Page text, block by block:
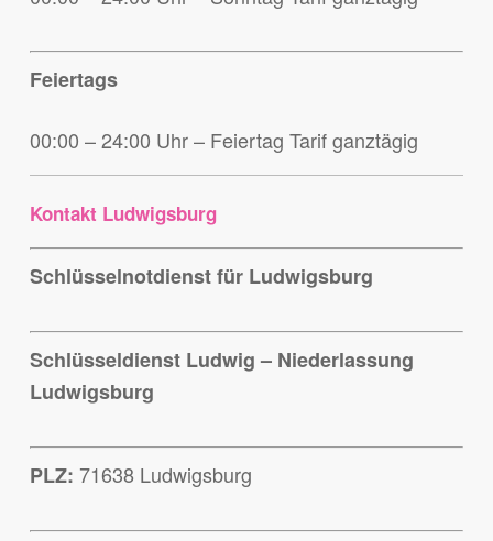
Feiertags
00:00 – 24:00 Uhr – Feiertag Tarif ganztägig
Kontakt Ludwigsburg
Schlüsselnotdienst für Ludwigsburg
Schlüsseldienst Ludwig – Niederlassung
Ludwigsburg
PLZ: 71638 Ludwigsburg